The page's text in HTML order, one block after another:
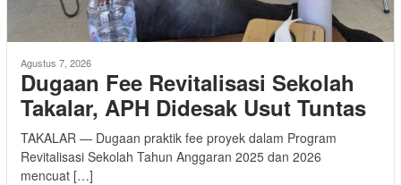
Agustus 7, 2026
Dugaan Fee Revitalisasi Sekolah
Takalar, APH Didesak Usut Tuntas
TAKALAR — Dugaan praktik fee proyek dalam Program
Revitalisasi Sekolah Tahun Anggaran 2025 dan 2026
mencuat […]